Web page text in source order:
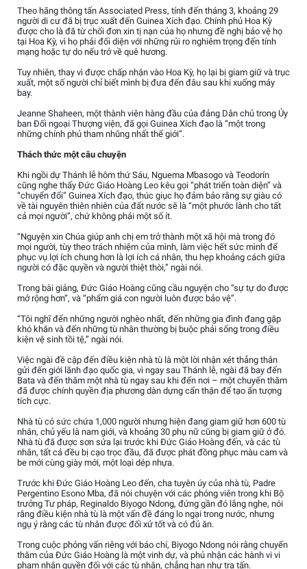
Theo hãng thông tấn Associated Press, tính đến tháng 3, khoảng 29
người di cư đã bị trục xuất đến Guinea Xích đạo. Chính phủ Hoa Kỳ
được cho là đã từ chối đơn xin tị nạn của họ nhưng đề nghị bảo vệ họ
tại Hoa Kỳ, vì họ phải đối diện với những rủi ro nghiêm trọng đến tính
mạng hoặc tự do nếu trở về quê hương.
Tuy nhiên, thay vì được chấp nhận vào Hoa Kỳ, họ lại bị giam giữ và trục
xuất, một số người chỉ biết mình bị đưa đến đâu sau khi xuống máy
bay.
Jeanne Shaheen, một thành viên hàng đầu của đảng Dân chủ trong Ủy
ban Đối ngoại Thượng viện, đã gọi Guinea Xích đạo là “một trong
những chính phủ tham nhũng nhất thế giới”.
Thách thức một câu chuyện
Khi ngồi dự Thánh lễ hôm thứ Sáu, Nguema Mbasogo và Teodorín
cũng nghe thấy Đức Giáo Hoàng Leo kêu gọi “phát triển toàn diện” và
“chuyển đổi” Guinea Xích đạo, thúc giục họ đảm bảo rằng sự giàu có
về tài nguyên thiên nhiên của đất nước sẽ là “một phước lành cho tất
cả mọi người”, chứ không phải một số ít.
“Nguyện xin Chúa giúp anh chị em trở thành một xã hội mà trong đó
mọi người, tùy theo trách nhiệm của mình, làm việc hết sức mình để
phục vụ lợi ích chung hơn là lợi ích cá nhân, thu hẹp khoảng cách giữa
người có đặc quyền và người thiệt thòi,” ngài nói.
Trong bài giảng, Đức Giáo Hoàng cũng cầu nguyện cho “sự tự do được
mở rộng hơn”, và “phẩm giá con người luôn được bảo vệ”.
“Tôi nghĩ đến những người nghèo nhất, đến những gia đình đang gặp
khó khăn và đến những tù nhân thường bị buộc phải sống trong điều
kiện vệ sinh tồi tệ,” ngài nói.
Việc ngài đề cập đến điều kiện nhà tù là một lời nhận xét thẳng thắn
gửi đến giới lãnh đạo quốc gia, vì ngay sau Thánh lễ, ngài đã bay đến
Bata và đến thăm một nhà tù ngay sau khi đến nơi – một chuyến thăm
đã được chính quyền địa phương dàn dựng cẩn thận để tạo ấn tượng
tích cực.
Nhà tù có sức chứa 1,000 người nhưng hiện đang giam giữ hơn 600 tù
nhân, chủ yếu là nam giới, và khoảng 30 phụ nữ cũng bị giam giữ ở đó.
Nhà tù đã được sơn sửa lại trước khi Đức Giáo Hoàng đến, và các tù
nhân, tất cả đều bị cạo trọc đầu, đã được phát đồng phục màu cam và
be mới cùng giày mới, một loại dép nhựa.
Trước khi Đức Giáo Hoàng Leo đến, cha tuyên úy của nhà tù, Padre
Pergentino Esono Mba, đã nói chuyện với các phóng viên trong khi Bộ
trưởng Tư pháp, Reginaldo Biyogo Ndong, đứng gần đó lắng nghe, nói
rằng điều kiện nhà tù là một vấn đề đáng lo ngại trong nước, nhưng
ngụ ý rằng các tù nhân được đối xử tốt và có đủ ăn.
Trong cuộc phỏng vấn riêng với báo chí, Biyogo Ndong nói rằng chuyến
thăm của Đức Giáo Hoàng là một vinh dự, và phủ nhận các hành vi vi
phạm nhân quyền đối với các tù nhân, chẳng hạn như tra tấn.